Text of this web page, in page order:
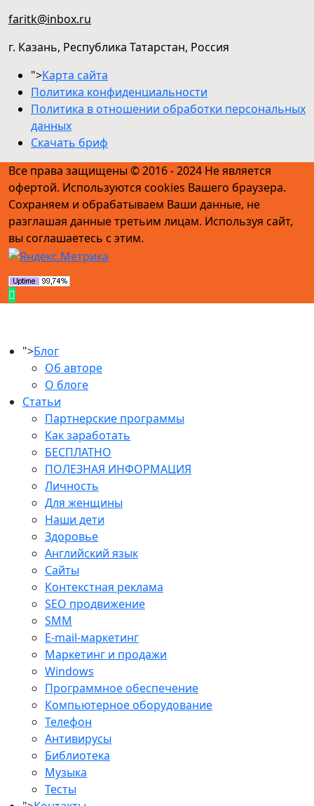
faritk@inbox.ru
г. Казань, Республика Татарстан, Россия
">Карта сайта
Политика конфиденциальности
Политика в отношении обработки персональных
данных
Скачать бриф
Все права защищены © 2016 - 2024 Не является
офертой. Используются cookies Вашего браузера.
Сохраняем и обрабатываем Ваши данные, не
разглашая данные третьим лицам. Используя сайт,
вы соглашаетесь с этим.
">Блог
Об авторе
О блоге
Статьи
Партнерские программы
Как заработать
БЕСПЛАТНО
ПОЛЕЗНАЯ ИНФОРМАЦИЯ
Личность
Для женщины
Наши дети
Здоровье
Английский язык
Сайты
Контекстная реклама
SEO продвижение
SMM
E-mail-маркетинг
Маркетинг и продажи
Windows
Программное обеспечение
Компьютерное оборудование
Телефон
Антивирусы
Библиотека
Музыка
Тесты